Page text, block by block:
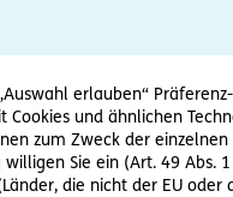
erlauben“
und ähnlichen
zum Zweck der einzelnen
Sie ein (Art. 49 Abs. 1
die nicht der EU oder
Geldeswert den
Anwaltspflicht (§ 29 Abs